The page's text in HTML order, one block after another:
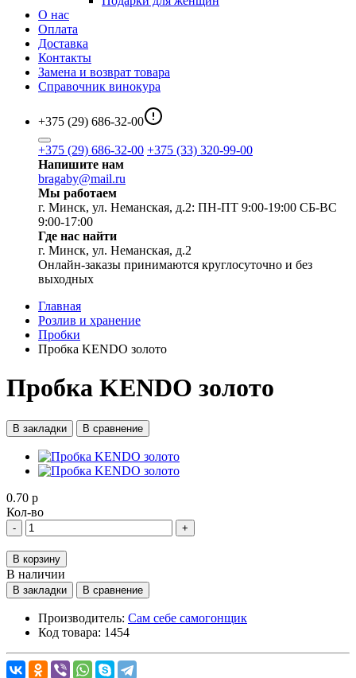
О нас
Оплата
Доставка
Контакты
Замена и возврат товара
Справочник винокура
+375 (29) 686-32-00
+375 (29) 686-32-00 +375 (33) 320-99-00
Напишите нам
bragaby@mail.ru
Мы работаем
г. Минск, ул. Неманская, д.2: ПН-ПТ 9:00-19:00 СБ-ВС
9:00-17:00
Где нас найти
г. Минск, ул. Неманская, д.2
Онлайн-заказы принимаются круглосуточно и без
выходных
Главная
Розлив и хранение
Пробки
Пробка KENDO золото
Пробка KENDO золото
В закладки В сравнение
0.70 р
Кол-во
- +
В корзину
В наличии
В закладки В сравнение
Производитель: Сам себе самогонщик
Код товара: 1454